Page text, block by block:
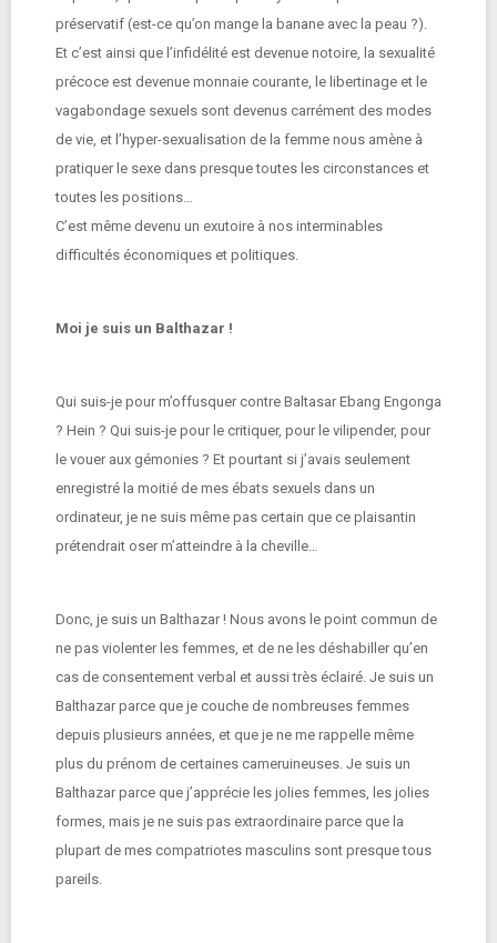
préservatif (est-ce qu’on mange la banane avec la peau ?).
Et c’est ainsi que l’infidélité est devenue notoire, la sexualité
précoce est devenue monnaie courante, le libertinage et le
vagabondage sexuels sont devenus carrément des modes
de vie, et l’hyper-sexualisation de la femme nous amène à
pratiquer le sexe dans presque toutes les circonstances et
toutes les positions…
C’est même devenu un exutoire à nos interminables
difficultés économiques et politiques.
Moi je suis un Balthazar !
Qui suis-je pour m’offusquer contre Baltasar Ebang Engonga
? Hein ? Qui suis-je pour le critiquer, pour le vilipender, pour
le vouer aux gémonies ? Et pourtant si j’avais seulement
enregistré la moitié de mes ébats sexuels dans un
ordinateur, je ne suis même pas certain que ce plaisantin
prétendrait oser m’atteindre à la cheville…
Donc, je suis un Balthazar ! Nous avons le point commun de
ne pas violenter les femmes, et de ne les déshabiller qu’en
cas de consentement verbal et aussi très éclairé. Je suis un
Balthazar parce que je couche de nombreuses femmes
depuis plusieurs années, et que je ne me rappelle même
plus du prénom de certaines cameruineuses. Je suis un
Balthazar parce que j’apprécie les jolies femmes, les jolies
formes, mais je ne suis pas extraordinaire parce que la
plupart de mes compatriotes masculins sont presque tous
pareils.